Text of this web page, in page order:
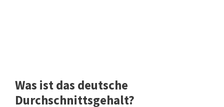
Was ist das deutsche
Durchschnittsgehalt?